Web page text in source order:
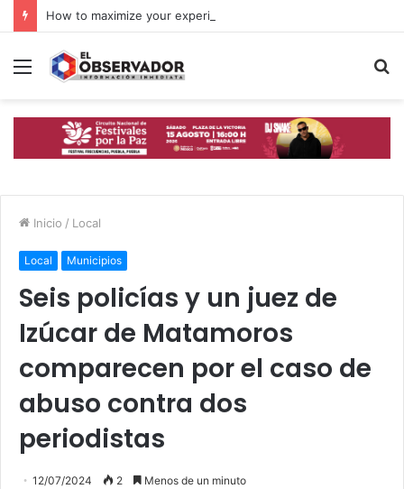
Menú
Inicio / Local
Local Municipios
Seis policías y un juez de
Izúcar de Matamoros
comparecen por el caso de
abuso contra dos
periodistas
12/07/2024 2 Menos de un minuto